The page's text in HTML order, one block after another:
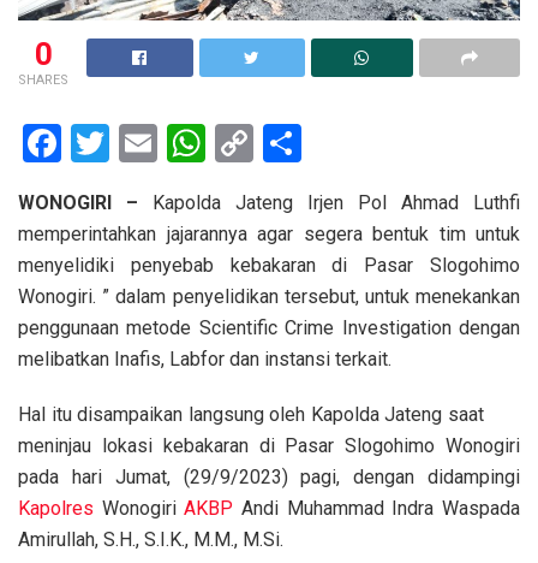
0
SHARES
F
ce
b
o
o
k
T
tt
er
E
ail
W
at
s
A
p
p
C
py
Li
n
k
ar
e
WONOGIRI – Kapolda Jateng Irjen Pol Ahmad Luthfi
memperintahkan jajarannya agar segera bentuk tim untuk
menyelidiki penyebab kebakaran di Pasar Slogohimo
Wonogiri. ” dalam penyelidikan tersebut, untuk menekankan
penggunaan metode Scientific Crime Investigation dengan
melibatkan Inafis, Labfor dan instansi terkait.
Hal itu disampaikan langsung oleh Kapolda Jateng saat
meninjau lokasi kebakaran di Pasar Slogohimo Wonogiri
pada hari Jumat, (29/9/2023) pagi, dengan didampingi
Kapolres WonogiriAKBP Andi Muhammad Indra Waspada
Amirullah, S.H., S.I.K., M.M., M.Si.